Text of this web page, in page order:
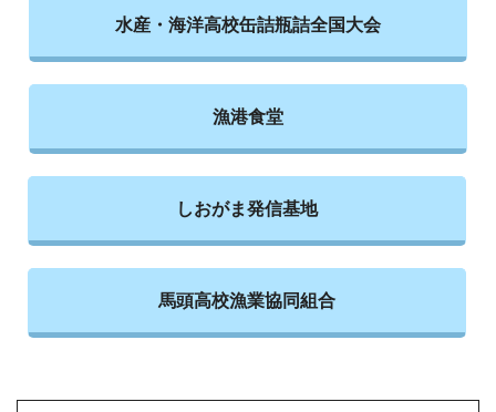
水産・海洋高校缶詰瓶詰全国大会
漁港食堂
しおがま発信基地
馬頭高校漁業協同組合